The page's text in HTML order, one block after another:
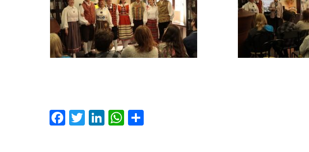
Facebook
Twitter
LinkedIn
WhatsApp